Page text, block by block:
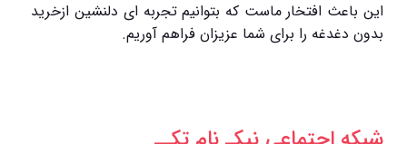
این باعث افتخار ماست که بتوانیم تجربه ای دلنشین ازخرید
بدون دغدغه را برای شما عزیزان فراهم آوریم.